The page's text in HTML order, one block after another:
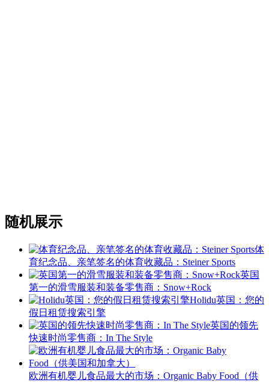
随机展示
体
育纪念品、亲笔签名的体育收藏品：Steiner Sports
英国
第一的滑雪服装和装备零售商：Snow+Rock
Holidu英国：您的
假日租赁搜索引擎
英国的领先
快速时尚零售商：In The Style
欧洲有机婴儿食品最大的市场：Organic Baby Food（供